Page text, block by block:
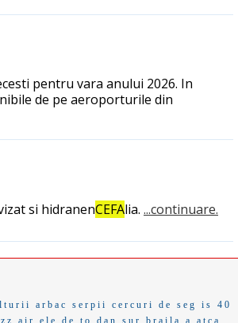
pentru vara anului 2026. In
de pe aeroporturile din
si hidranenCEFAlia. ...continuare.
arbac serpii cercuri de seg
is 40
air ele de to dan sur braila a atca